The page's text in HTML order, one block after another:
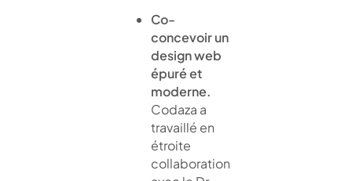
Co-
concevoir un
design web
épuré et
moderne.
Codaza a
travaillé en
étroite
collaboration